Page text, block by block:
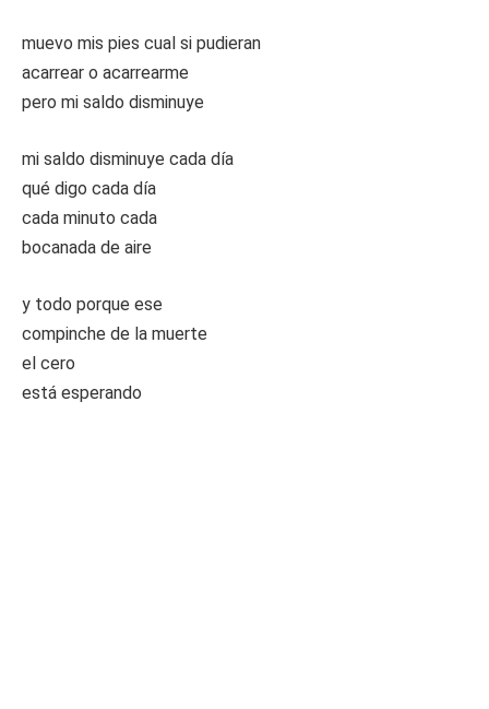
muevo mis pies cual si pudieran
acarrear o acarrearme
pero mi saldo disminuye
mi saldo disminuye cada día
qué digo cada día
cada minuto cada
bocanada de aire
y todo porque ese
compinche de la muerte
el cero
está esperando